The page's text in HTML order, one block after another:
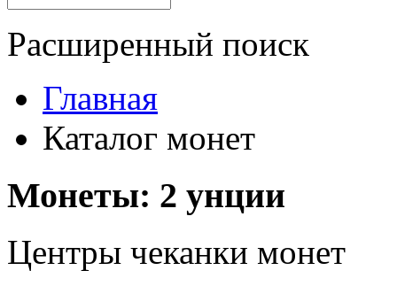
Расширенный поиск
Главная
Каталог монет
Монеты: 2 унции
Центры чеканки монет